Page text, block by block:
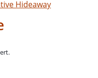
Hideaway